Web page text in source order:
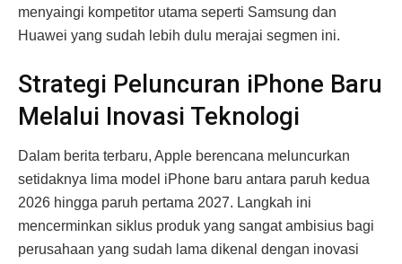
menyaingi kompetitor utama seperti Samsung dan
Huawei yang sudah lebih dulu merajai segmen ini.
Strategi Peluncuran iPhone Baru
Melalui Inovasi Teknologi
Dalam berita terbaru, Apple berencana meluncurkan
setidaknya lima model iPhone baru antara paruh kedua
2026 hingga paruh pertama 2027. Langkah ini
mencerminkan siklus produk yang sangat ambisius bagi
perusahaan yang sudah lama dikenal dengan inovasi